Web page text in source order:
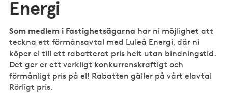
Energi
Som medlem i Fastighetsägarna har ni möjlighet att
teckna ett förmånsavtal med Luleå Energi, där ni
köper el till ett rabatterat pris helt utan bindningstid.
Det ger er ett verkligt konkurrenskraftigt och
förmånligt pris på el! Rabatten gäller på vårt elavtal
Rörligt pris.